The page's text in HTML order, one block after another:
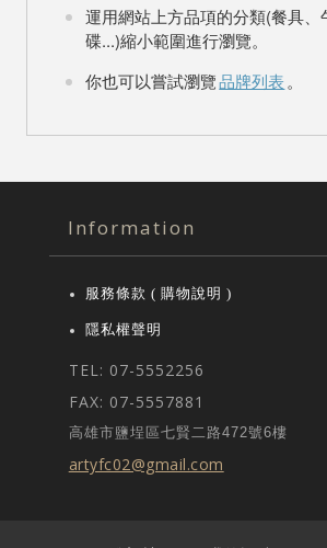
運用網站上方品項的分類(餐具、
碟...)縮小範圍進行瀏覽。
你也可以嘗試瀏覽品牌列表。
Information
服務條款 ( 購物說明 )
隱私權聲明
TEL: 07-5552256
FAX: 07-5557881
高雄市鹽埕區七賢二路472號6樓
artyfc02@gmail.com